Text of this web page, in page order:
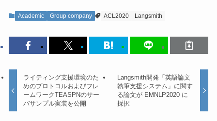
Academic Group company ACL2020 Langsmith
ライティング支援環境のた
めのプロトコルおよびフレ
ームワークTEASPNのサー
バサンプル実装を公開
Langsmith開発「英語論文
執筆支援システム」に関す
る論文が EMNLP2020 に
採択